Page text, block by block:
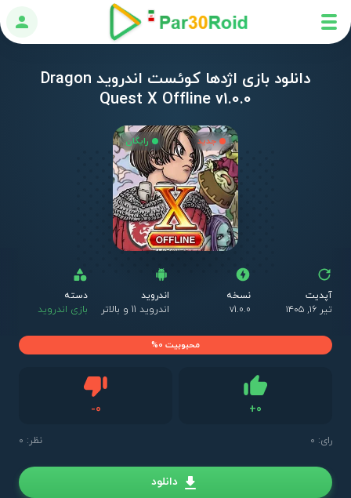
ورود
دانلود بازی اژدها کوئست اندروید Dragon
Quest X Offline v1.0.0
جدید رایگان
آپدیت
تیر ۱۶, ۱۴۰۵
نسخه
v1.0.0
اندروید
اندروید 11 و بالاتر
دسته
بازی اندروید
+0
-0دیس لایک
رای: 0 نظر: 0
محبوبیت 0%
دانلود